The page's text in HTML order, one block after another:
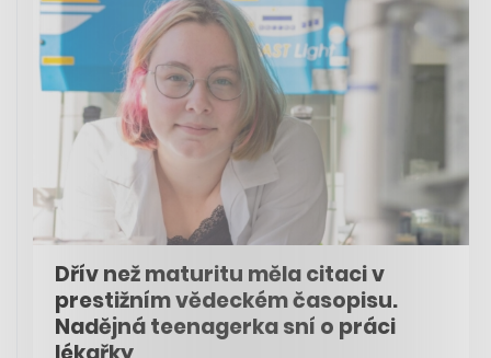
Dřív než maturitu měla citaci v
prestižním vědeckém časopisu.
Nadějná teenagerka sní o práci